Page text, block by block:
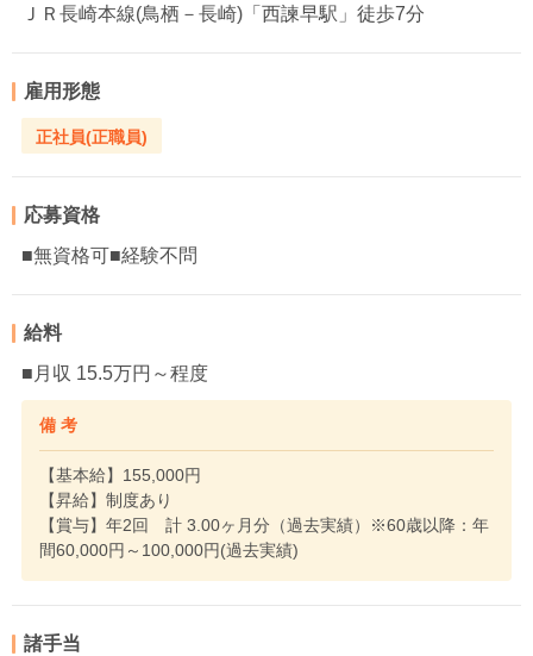
ＪＲ長崎本線(鳥栖－長崎)「西諫早駅」徒歩7分
雇用形態
正社員(正職員)
応募資格
■無資格可■経験不問
給料
■月収 15.5万円～程度
備 考
【基本給】155,000円
【昇給】制度あり
【賞与】年2回 計 3.00ヶ月分（過去実績）※60歳以降：年
間60,000円～100,000円(過去実績)
諸手当